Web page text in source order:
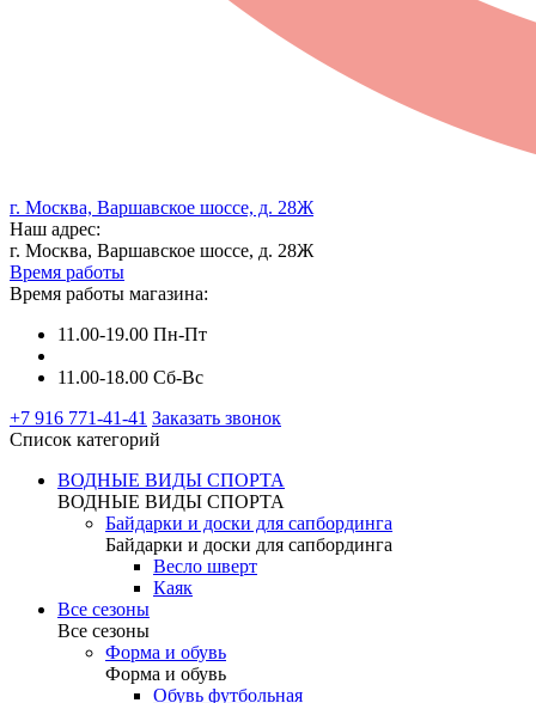
г. Москва, Варшавское шоссе, д. 28Ж
Наш адрес:
г. Москва, Варшавское шоссе, д. 28Ж
Время работы
Время работы магазина:
11.00-19.00 Пн-Пт
11.00-18.00 Сб-Вс
+7 916 771-41-41 Заказать звонок
Список категорий
ВОДНЫЕ ВИДЫ СПОРТА
ВОДНЫЕ ВИДЫ СПОРТА
Байдарки и доски для сапбординга
Байдарки и доски для сапбординга
Весло шверт
Каяк
Все сезоны
Все сезоны
Форма и обувь
Форма и обувь
Обувь футбольная